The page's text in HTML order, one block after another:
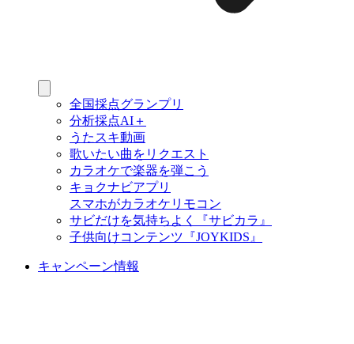
全国採点グランプリ
分析採点AI＋
うたスキ動画
歌いたい曲をリクエスト
カラオケで楽器を弾こう
キョクナビアプリ
スマホがカラオケリモコン
サビだけを気持ちよく『サビカラ』
子供向けコンテンツ『JOYKIDS』
キャンペーン情報